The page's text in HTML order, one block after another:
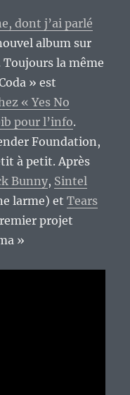
dont j’ai parlé
album sur
Toujours la même
» est
« Yes No
pour l’info.
Foundation,
à petit. Après
Bunny, Sintel
larme) etTears
projet
»